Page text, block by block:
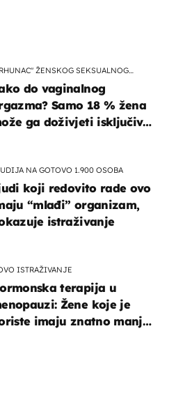
ŽENSKOG SEKSUALNOG
do vaginalnog
Samo 18 % žena
ga doživjeti isključivo
NA GOTOVO 1.900 OSOBA
koji redovito rade ovo
“mlađi” organizam,
istraživanje
ISTRAŽIVANJE
terapija u
Žene koje je
imaju znatno manji